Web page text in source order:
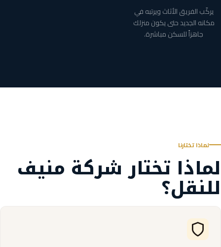
يركّب الفريق الأثاث ويرتبه في
مكانه الجديد حتى يكون منزلك
جاهزاً للسكن مباشرة.
لماذا تختارنا
لماذا تختار شركة منيف
للنقل؟